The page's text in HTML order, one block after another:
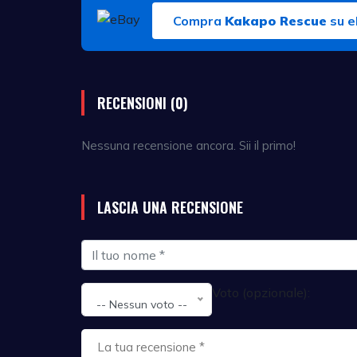
Compra Kakapo Rescue su
RECENSIONI (0)
Nessuna recensione ancora. Sii il primo!
LASCIA UNA RECENSIONE
Voto (opzionale):
-- Nessun voto --